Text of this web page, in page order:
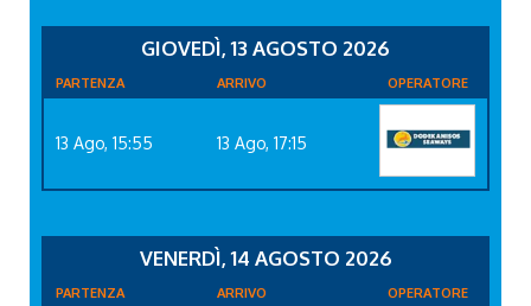
GIOVEDÌ, 13 AGOSTO 2026
PARTENZA ARRIVO OPERATORE
13 Ago, 15:55 13 Ago, 17:15
VENERDÌ, 14 AGOSTO 2026
PARTENZA ARRIVO OPERATORE